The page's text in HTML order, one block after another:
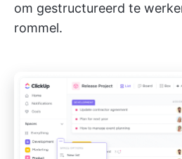
om gestructureerd te
rommel.